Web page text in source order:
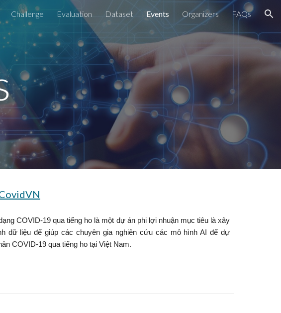
Skip to navigation
Challenge Evaluation Dataset Events Organizers FAQs
COVID-19 qua tiếng ho là một dự án phi lợi nhuận mục tiêu là xây
dữ liệu để giúp các chuyên gia nghiên cứu các mô hình AI để dự
COVID-19 qua tiếng ho tại Việt Nam.